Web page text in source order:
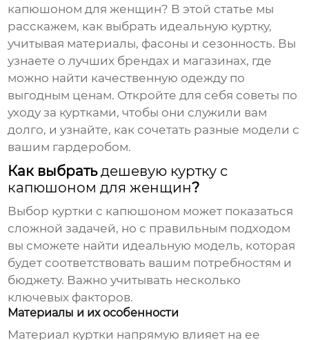
капюшоном для женщин? В этой статье мы
расскажем, как выбрать идеальную куртку,
учитывая материалы, фасоны и сезонность. Вы
узнаете о лучших брендах и магазинах, где
можно найти качественную одежду по
выгодным ценам. Откройте для себя советы по
уходу за куртками, чтобы они служили вам
долго, и узнайте, как сочетать разные модели с
вашим гардеробом.
Как выбратьдешевую куртку с
капюшоном для женщин?
Выбор куртки с капюшоном может показаться
сложной задачей, но с правильным подходом
вы сможете найти идеальную модель, которая
будет соответствовать вашим потребностям и
бюджету. Важно учитывать несколько
ключевых факторов.
Материалы и их особенности
Материал куртки напрямую влияет на ее